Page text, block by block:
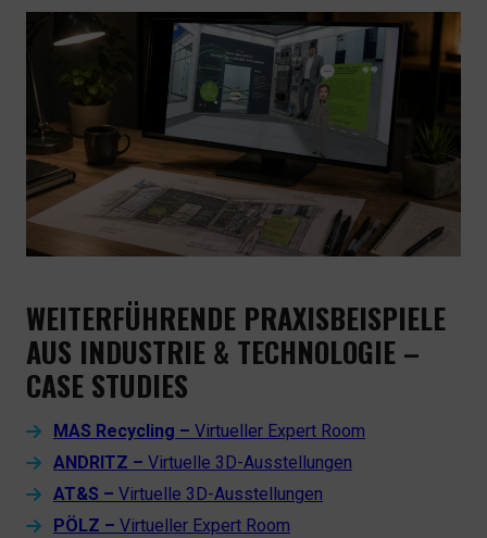
WEITERFÜHRENDE PRAXISBEISPIELE
AUS INDUSTRIE & TECHNOLOGIE –
CASE STUDIES
MAS Recycling – Virtueller Expert Room
ANDRITZ – Virtuelle 3D-Ausstellungen
AT&S – Virtuelle 3D-Ausstellungen
PÖLZ – Virtueller Expert Room